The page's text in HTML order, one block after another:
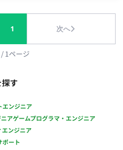
としての実装】 【新規でのゲー
】 【広告クリエイティブに必要
必須） 稼働量：週5日 稼働曜
経験により変動いたします） 契
1 次へ
/ 1ページ
す
エンジニア
アゲームプログラマ・エンジニア
エンジニア
ポート